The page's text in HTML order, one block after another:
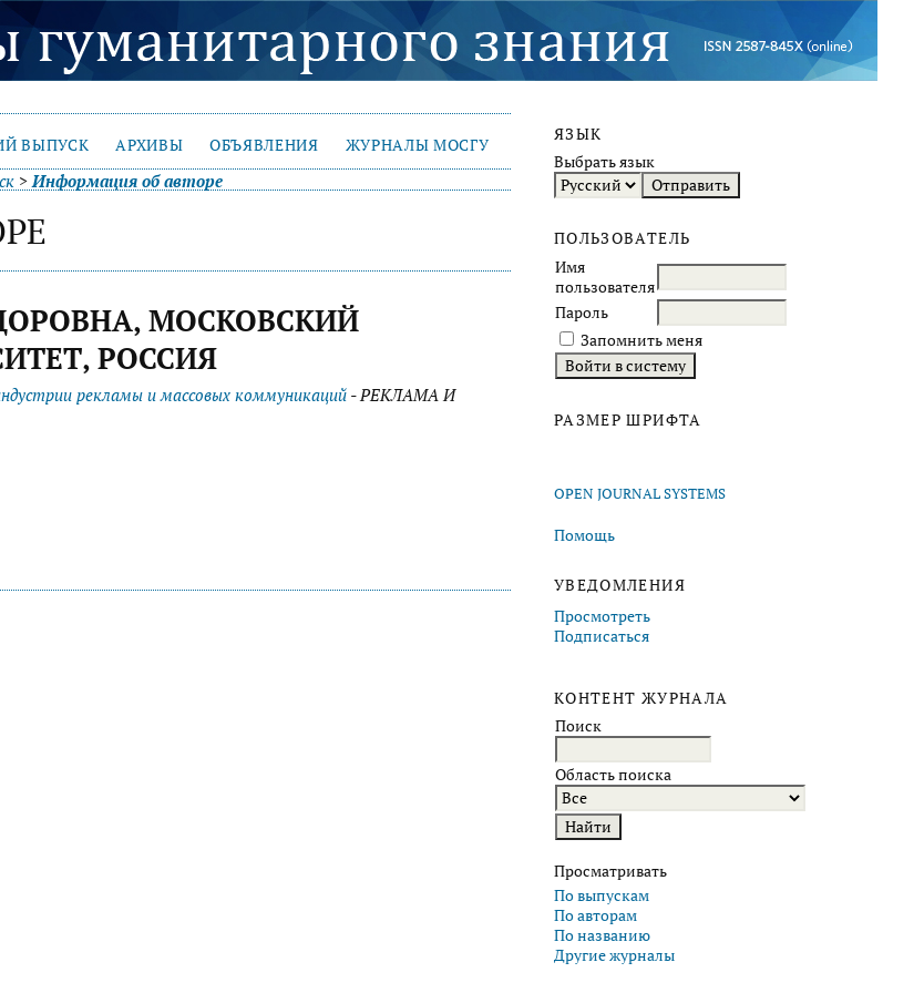
ЯЗЫК
Выбрать язык
ПОЛЬЗОВАТЕЛЬ
Имя
пользователя
Пароль
Запомнить меня
РАЗМЕР ШРИФТА
OPEN JOURNAL SYSTEMS
Помощь
УВЕДОМЛЕНИЯ
Просмотреть
Подписаться
КОНТЕНТ ЖУРНАЛА
Поиск
Область поиска
Просматривать
По выпускам
По авторам
По названию
Другие журналы
ВЫПУСК АРХИВЫ ОБЪЯВЛЕНИЯ ЖУРНАЛЫ МОСГУ
>Информация об авторе
МОСКОВСКИЙ
РОССИЯ
рекламы и массовых коммуникаций - РЕКЛАМА И